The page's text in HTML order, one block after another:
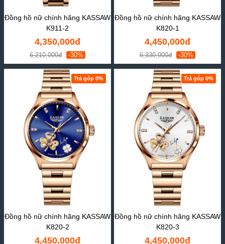
Đồng hồ nữ chính hãng KASSAW
K911-2
4,350,000đ
6,210,000đ -30%
Đồng hồ nữ chính hãng KASSAW
K820-1
4,450,000đ
6,330,000đ -30%
Trả góp 0%
Đồng hồ nữ chính hãng KASSAW
K820-2
4,450,000đ
Trả góp 0%
Đồng hồ nữ chính hãng KASSAW
K820-3
4,450,000đ